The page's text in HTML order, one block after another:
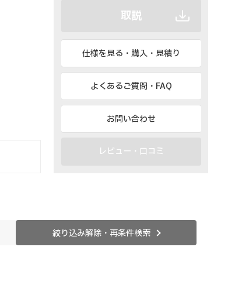
取説
仕様を見る・購入・見積り
よくあるご質問・FAQ
お問い合わせ
レビュー・口コミ
絞り込み解除・再条件検索